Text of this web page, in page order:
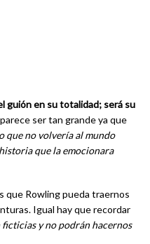
guión en su totalidad; será su
ser tan grande ya que
que no volvería al mundo
que la emocionara
que Rowling pueda traernos
Igual hay que recordar
ficticias y no podrán hacernos